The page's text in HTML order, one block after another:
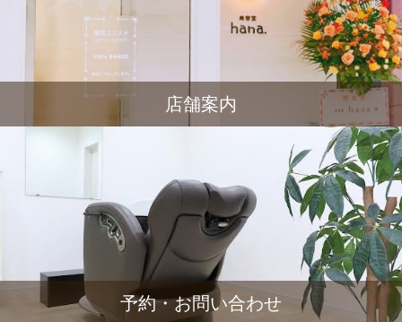
店舗案内
予約・お問い合わせ